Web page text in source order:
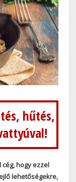
hűtés,
hogy ezzel
lehetőségekre,